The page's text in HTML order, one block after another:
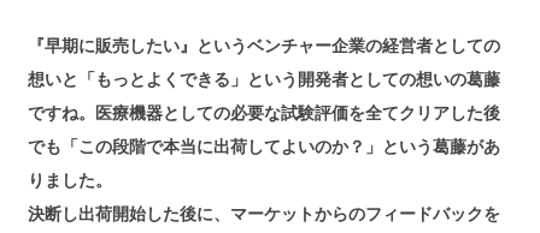
『早期に販売したい』というベンチャー企業の経営者としての
想いと「もっとよくできる」という開発者としての想いの葛藤
ですね。医療機器としての必要な試験評価を全てクリアした後
でも「この段階で本当に出荷してよいのか？」という葛藤があ
りました。
決断し出荷開始した後に、マーケットからのフィードバックを